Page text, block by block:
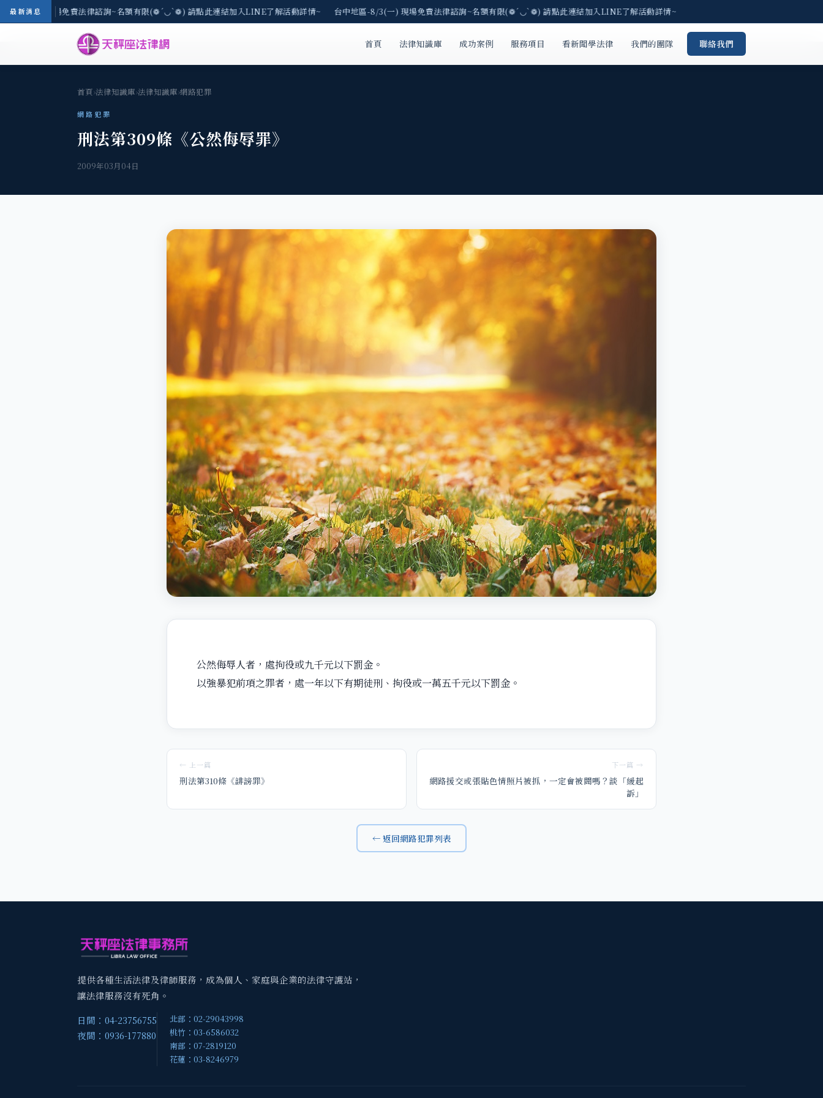
最新消息
-8/3(一) 現場免費法律諮詢~名額有限(❁´◡`❁) 請點此連結加入LINE了解活動詳情~ 台中地區-8/3(一) 現場免費法律諮詢~名額有限(❁´◡`❁) 請點此連結加入LINE了解活動詳情~
首頁 法律知識庫 成功案例 服務項目 看新聞學法律 我們的團隊 聯絡我們
首頁›法律知識庫›法律知識庫›網路犯罪
網路犯罪
刑法第309條《公然侮辱罪》
2009年03月04日
公然侮辱人者，處拘役或九千元以下罰金。
以強暴犯前項之罪者，處一年以下有期徒刑、拘役或一萬五千元以下罰金。
← 上一篇
刑法第310條《誹謗罪》
下一篇 →
網路援交或張貼色情照片被抓，一定會被關嗎？談「緩起
訴」
← 返回網路犯罪列表
提供各種生活法律及律師服務，成為個人、家庭與企業的法律守護站，
讓法律服務沒有死角。
日間：04-23756755
夜間：0936-177880
北部：02-29043998
桃竹：03-6586032
南部：07-2819120
花蓮：03-8246979